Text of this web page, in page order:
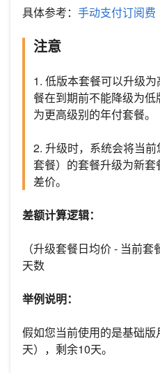
具体参考： 手动支付订阅费
注意
1. 低版本套餐可以升级
餐在到期前不能降级为
为更高级别的年付套餐。
2. 升级时，系统会将当
套餐）的套餐升级为新
差价。
差额计算逻辑：
（升级套餐日均价 - 当前
天数
举例说明：
假如您当前使用的是基础
天），剩余10天。